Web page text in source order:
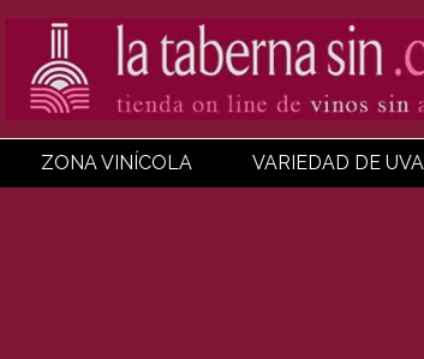
ZONA VINÍCOLA VARIEDAD DE UVA